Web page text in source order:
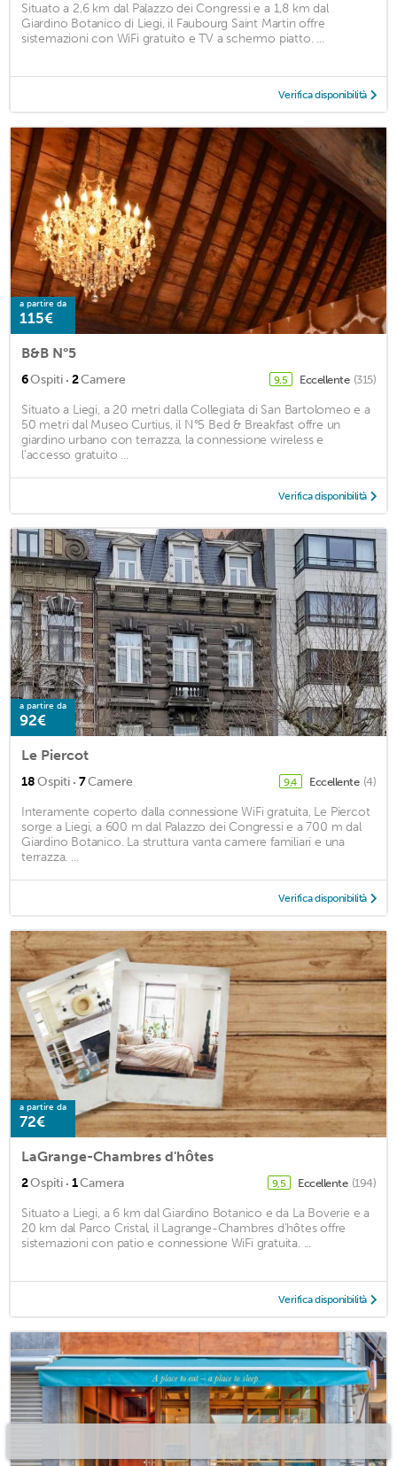
Situato a 2,6 km dal Palazzo dei Congressi e a 1,8 km dal
Giardino Botanico di Liegi, il Faubourg Saint Martin offre
sistemazioni con WiFi gratuito e TV a schermo piatto. ...
Verifica disponibilità
a partire da
115€
B&B N°5
6Ospiti · 2Camere 9,5 Eccellente (315)
Situato a Liegi, a 20 metri dalla Collegiata di San Bartolomeo e a
50 metri dal Museo Curtius, il N°5 Bed & Breakfast offre un
giardino urbano con terrazza, la connessione wireless e
l'accesso gratuito ...
Verifica disponibilità
a partire da
92€
Le Piercot
18Ospiti · 7Camere 9,4 Eccellente (4)
Interamente coperto dalla connessione WiFi gratuita, Le Piercot
sorge a Liegi, a 600 m dal Palazzo dei Congressi e a 700 m dal
Giardino Botanico. La struttura vanta camere familiari e una
terrazza. ...
Verifica disponibilità
a partire da
72€
LaGrange-Chambres d'hôtes
2Ospiti · 1Camera 9,5 Eccellente (194)
Situato a Liegi, a 6 km dal Giardino Botanico e da La Boverie e a
20 km dal Parco Cristal, il Lagrange-Chambres d'hôtes offre
sistemazioni con patio e connessione WiFi gratuita. ...
Verifica disponibilità